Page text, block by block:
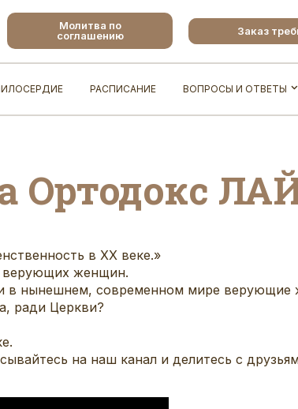
Молитва по
соглашению
Заказ
РАСПИСАНИЕ ВОПРОСЫ И ОТВЕТЫ
Ортодокс
в ХХ веке.»
верующих женщин.
в нынешнем, современном мире
ради Церкви?
на наш канал и делитесь с